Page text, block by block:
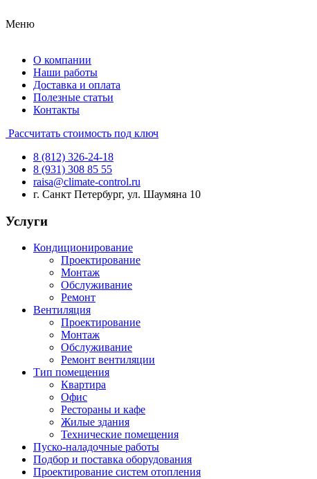
Меню
О компании
Наши работы
Доставка и оплата
Полезные статьи
Контакты
Рассчитать стоимость под ключ
8 (812) 326-24-18
8 (931) 308 85 55
raisa@climate-control.ru
г. Санкт Петербург, ул. Шаумяна 10
Услуги
Кондиционирование
Проектирование
Монтаж
Обслуживание
Ремонт
Вентиляция
Проектирование
Монтаж
Обслуживание
Ремонт вентиляции
Тип помещения
Квартира
Офис
Рестораны и кафе
Жилые здания
Технические помещения
Пуско-наладочные работы
Подбор и поставка оборудования
Проектирование систем отопления